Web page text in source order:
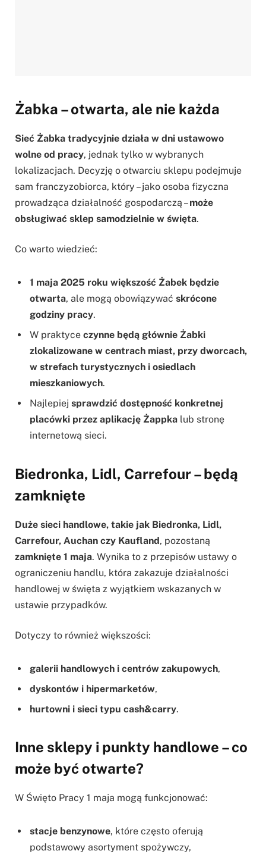
Żabka – otwarta, ale nie każda
Sieć Żabka tradycyjnie działa w dni ustawowo
wolne od pracy, jednak tylko w wybranych
lokalizacjach. Decyzję o otwarciu sklepu podejmuje
sam franczyzobiorca, który – jako osoba fizyczna
prowadząca działalność gospodarczą –może
obsługiwać sklep samodzielnie w święta.
Co warto wiedzieć:
1 maja 2025 roku większość Żabek będzie
otwarta, ale mogą obowiązywać skrócone
godziny pracy.
W praktyce czynne będą głównie Żabki
zlokalizowane w centrach miast, przy dworcach,
w strefach turystycznych i osiedlach
mieszkaniowych.
Najlepiej sprawdzić dostępność konkretnej
placówki przez aplikację Żappka lub stronę
internetową sieci.
Biedronka, Lidl, Carrefour – będą
zamknięte
Duże sieci handlowe, takie jak Biedronka, Lidl,
Carrefour, Auchan czy Kaufland, pozostaną
zamknięte 1 maja. Wynika to z przepisów ustawy o
ograniczeniu handlu, która zakazuje działalności
handlowej w święta z wyjątkiem wskazanych w
ustawie przypadków.
Dotyczy to również większości:
galerii handlowych i centrów zakupowych,
dyskontów i hipermarketów,
hurtowni i sieci typu cash&carry.
Inne sklepy i punkty handlowe – co
może być otwarte?
W Święto Pracy 1 maja mogą funkcjonować:
stacje benzynowe, które często oferują
podstawowy asortyment spożywczy,